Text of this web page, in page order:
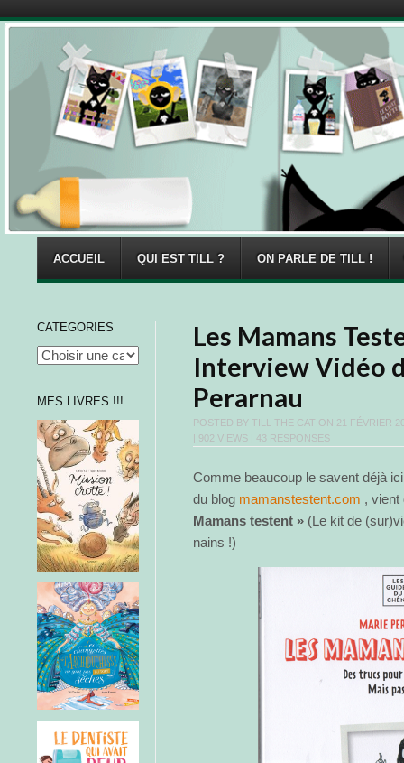
Menu
ACCUEIL
QUI EST TILL ? ON PARLE DE TILL !
Les Mamans
Interview Vidéo
Perarnau
POSTED BY TILL THE CAT ON 21 FÉVRIER
| 902 VIEWS | 43 RESPONSES
Comme beaucoup le savent déjà
du blog mamanstestent.com , vient
Mamans testent » (Le kit de
nains !)
CATEGORIES
MES LIVRES !!!